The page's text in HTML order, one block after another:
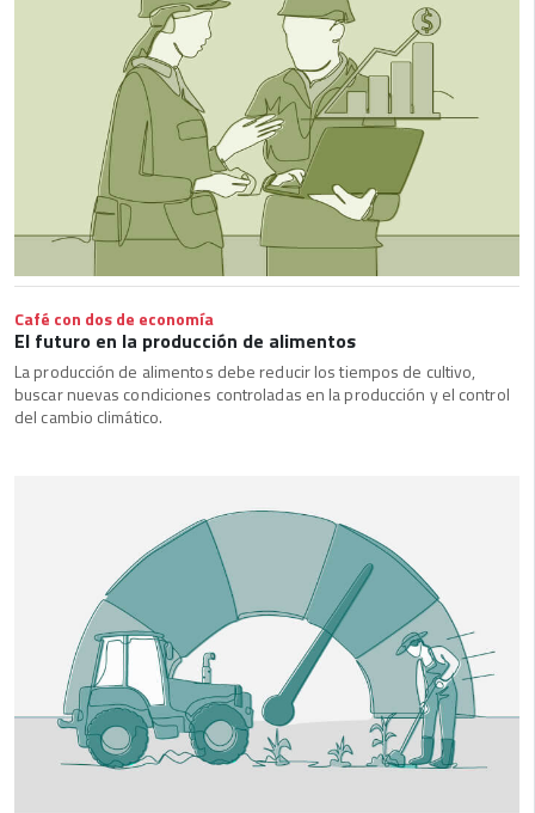
Café con dos de economía
El futuro en la producción de alimentos
La producción de alimentos debe reducir los tiempos de cultivo,
buscar nuevas condiciones controladas en la producción y el control
del cambio climático.